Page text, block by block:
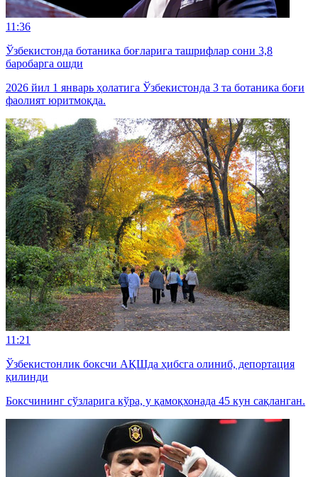
11:36
Ўзбекистонда ботаника боғларига ташрифлар сони 3,8
баробарга ошди
2026 йил 1 январь ҳолатига Ўзбекистонда 3 та ботаника боғи
фаолият юритмоқда.
11:21
Ўзбекистонлик боксчи АҚШда ҳибсга олиниб, депортация
қилинди
Боксчининг сўзларига кўра, у қамоқхонада 45 кун сақланган.